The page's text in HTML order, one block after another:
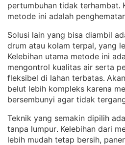
pertumbuhan tidak terhambat.
metode ini adalah
Solusi lain yang bisa diambil
drum atau kolam terpal, yang
Kelebihan utama metode ini
mengontrol kualitas air serta
fleksibel di lahan terbatas.
belut lebih kompleks karena
bersembunyi agar tidak
Teknik yang semakin dipilih
tanpa lumpur. Kelebihan dari
lebih mudah tetap bersih,